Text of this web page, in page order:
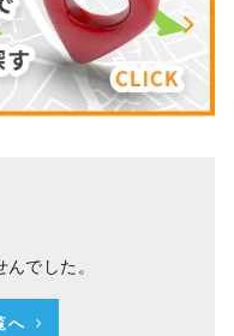
でした。
へ